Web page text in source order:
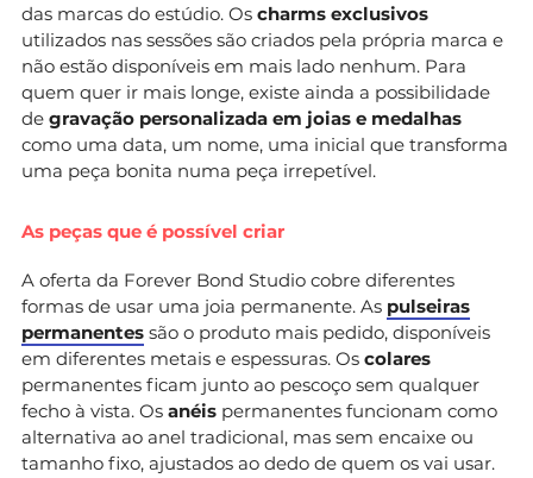
das marcas do estúdio. Os charms exclusivos
utilizados nas sessões são criados pela própria marca e
não estão disponíveis em mais lado nenhum. Para
quem quer ir mais longe, existe ainda a possibilidade
de gravação personalizada em joias e medalhas
como uma data, um nome, uma inicial que transforma
uma peça bonita numa peça irrepetível.
As peças que é possível criar
A oferta da Forever Bond Studio cobre diferentes
formas de usar uma joia permanente. As pulseiras
permanentes são o produto mais pedido, disponíveis
em diferentes metais e espessuras. Os colares
permanentes ficam junto ao pescoço sem qualquer
fecho à vista. Os anéis permanentes funcionam como
alternativa ao anel tradicional, mas sem encaixe ou
tamanho fixo, ajustados ao dedo de quem os vai usar.